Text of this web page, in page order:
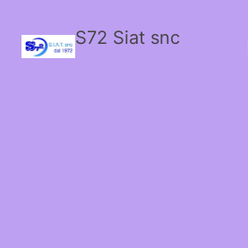
S72 Siat snc